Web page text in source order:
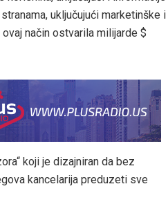
uključujući marketinške i
način ostvarila milijarde $
koji je dizajniran da bez
kancelarija preduzeti sve